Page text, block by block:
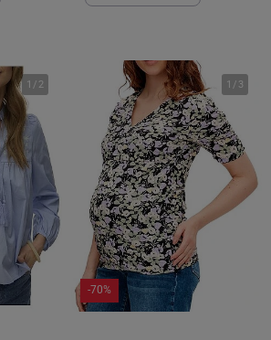
1 / 2 1 / 3
-70%